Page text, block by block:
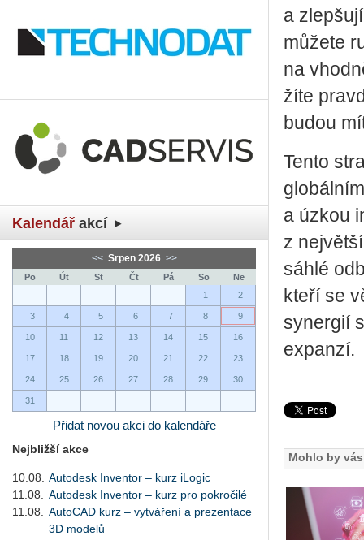
Kalendář akcí
<< Srpen 2026 >>
Po Út St Čt Pá So
Ne
1
2
3 4 5 6 7 8 9
10 11 12 13 14 15 16
17 18 19 20 21 22 23
24 25 26 27 28 29 30
31
Přidat novou akci do kalendáře
Nejbližší akce
10.08.
Autodesk Inventor – kurz iLogic
11.08.
Autodesk Inventor – kurz pro pokročilé
11.08.
AutoCAD kurz – vytváření a prezentace
3D modelů
a
mů­že­te
na
ží­te
budou
Tento
a úzkou
z
sáh­lé
kteří se
sy­ner­gií
ex­pan­zí.
Mohlo by